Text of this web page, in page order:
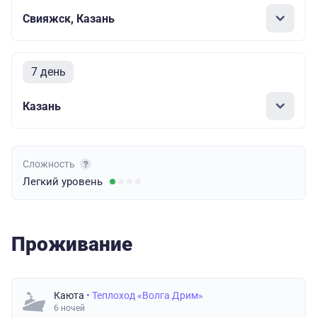
Свияжск, Казань
7 день
Казань
Сложность
Легкий уровень
Проживание
Каюта • Теплоход «Волга Дрим»
6 ночей